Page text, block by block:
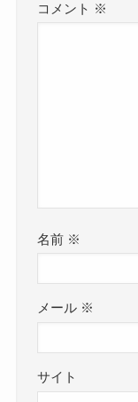
コメント ※
名前 ※
メール ※
サイト